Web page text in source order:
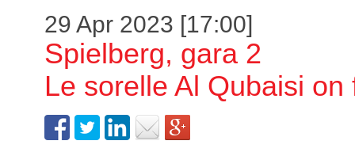
29 Apr 2023 [17:00]
Spielberg, gara 2
Le sorelle Al Qubaisi on